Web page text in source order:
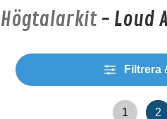
Högtalarkit- Loud
Filtrera
1 2